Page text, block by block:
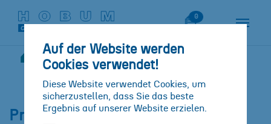
Auf der Website werden
Cookies verwendet!
Diese Website verwendet Cookies, um
sicherzustellen, dass Sie das beste
Ergebnis auf unserer Website erzielen.
0
Sie sind hier:
Produktanfrage
Produktanfrage